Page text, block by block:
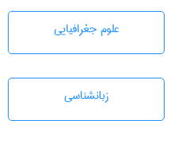
علوم جغرافيايی
زبانشناسی